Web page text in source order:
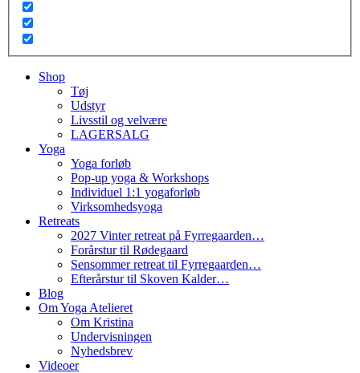
Shop
Tøj
Udstyr
Livsstil og velvære
LAGERSALG
Yoga
Yoga forløb
Pop-up yoga & Workshops
Individuel 1:1 yogaforløb
Virksomhedsyoga
Retreats
2027 Vinter retreat på Fyrregaarden…
Forårstur til Rødegaard
Sensommer retreat til Fyrregaarden…
Efterårstur til Skoven Kalder…
Blog
Om Yoga Atelieret
Om Kristina
Undervisningen
Nyhedsbrev
Videoer